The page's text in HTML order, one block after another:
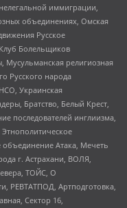
иммиграции,
объединениях, Омская
Русское
Болельщиков
религиозная
Русского народа
Украинская
Братство, Белый Крест,
последователей инглиизма,
Атака, Мечеть
г. Астрахани, ВОЛЯ,
ТОЙС, О
РЕВТАТПОД, Артподготовка,
Сектор 16,